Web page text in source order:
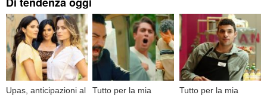
Upas, anticipazioni al
Tutto per la mia
Tutto per la mia